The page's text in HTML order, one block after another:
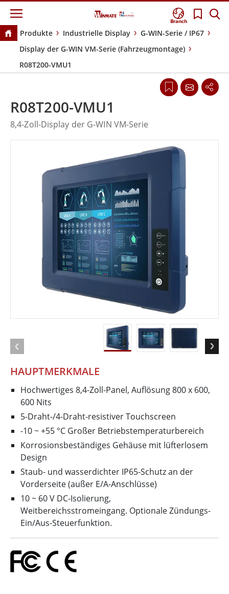
Branch
Produkte Industrielle Display
G-WIN-Serie / IP67
Display der G-WIN VM-Serie (Fahrzeugmontage)
R08T200-VMU1
HAUPTMERKMALE
Hochwertiges 8,4-Zoll-Panel, Auflösung 800 x 600,
600 Nits
5-Draht-/4-Draht-resistiver Touchscreen
-10 ~ +55 °C Großer Betriebstemperaturbereich
Korrosionsbeständiges Gehäuse mit lüfterlosem
Design
Staub- und wasserdichter IP65-Schutz an der
Vorderseite (außer E/A-Anschlüsse)
10 ~ 60 V DC-Isolierung,
Weitbereichsstromeingang. Optionale Zündungs-
Ein/Aus-Steuerfunktion.
R08T200-VMU1
8,4-Zoll-Display der G-WIN VM-Serie